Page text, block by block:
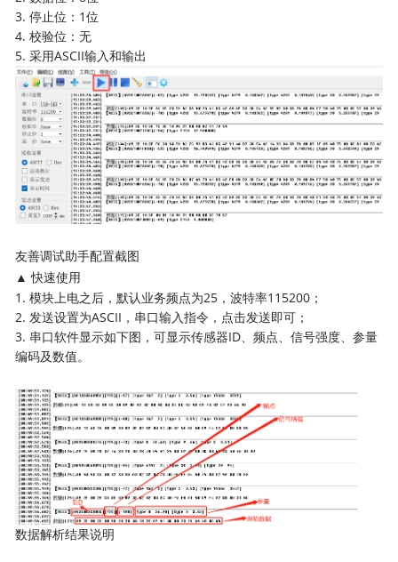
3. 停止位：1位
4. 校验位：无
5. 采用ASCII输入和输出
友善调试助手配置截图
▲ 快速使用
1. 模块上电之后，默认业务频点为25，波特率115200；
2. 发送设置为ASCII，串口输入指令，点击发送即可；
3. 串口软件显示如下图，可显示传感器ID、频点、信号强度、参量
编码及数值。
数据解析结果说明